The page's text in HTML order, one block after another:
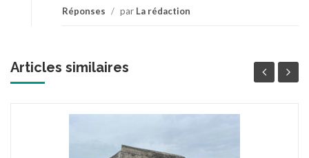
Réponses / par La rédaction
Articles similaires